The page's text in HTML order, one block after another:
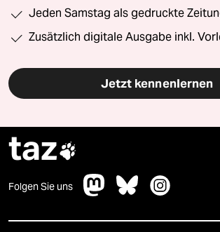
Jeden Samstag als gedruckte
Zusätzlich digitale Ausgabe inkl.
Jetzt kennenlernen
taz
Folgen Sie uns